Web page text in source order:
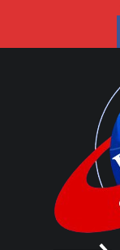
content